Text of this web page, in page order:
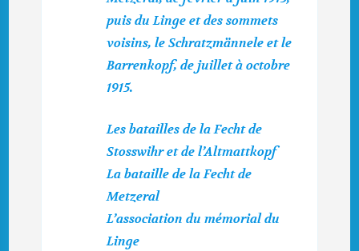
puis du Linge et des sommets
voisins, le Schratzmännele et le
Barrenkopf, de juillet à octobre
1915.
Les batailles de la Fecht de
Stosswihr et de l’Altmattkopf
La bataille de la Fecht de
Metzeral
L’association du mémorial du
Linge